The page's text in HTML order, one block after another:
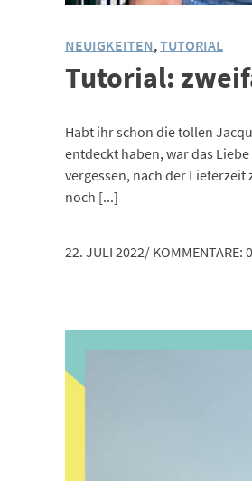
NEUIGKEITEN,TUTORIAL
Tutorial:
Habt ihr schon die tollen
entdeckt haben, war das
vergessen, nach der
noch [...]
22. JULI 2022/KOMMENTARE: 0